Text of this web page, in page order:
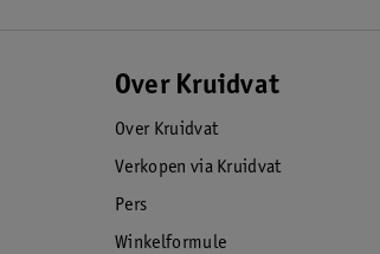
Over Kruidvat
Over Kruidvat
Verkopen via Kruidvat
Pers
Winkelformule